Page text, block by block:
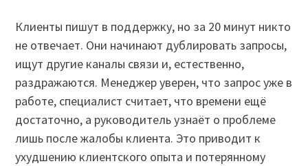
Клиенты пишут в поддержку, но за 20 минут никто
не отвечает. Они начинают дублировать запросы,
ищут другие каналы связи и, естественно,
раздражаются. Менеджер уверен, что запрос уже в
работе, специалист считает, что времени ещё
достаточно, а руководитель узнаёт о проблеме
лишь после жалобы клиента. Это приводит к
ухудшению клиентского опыта и потерянному